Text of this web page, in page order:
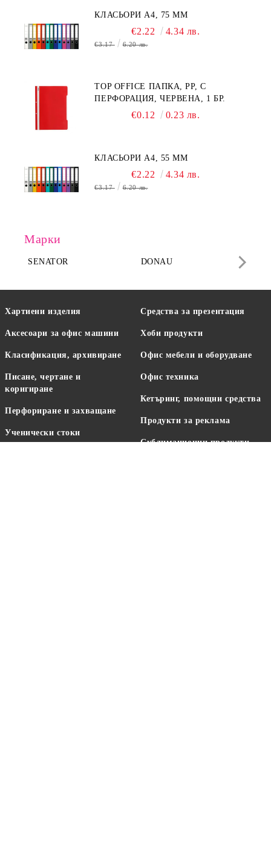
КЛАСЬОРИ А4, 75 MM
€2.22 4.34 лв.
€3.17 6.20 лв.
TOP OFFICE ПАПКА, PP, С
ПЕРФОРАЦИЯ, ЧЕРВЕНА, 1 БР.
€0.12 0.23 лв.
КЛАСЬОРИ А4, 55 MM
€2.22 4.34 лв.
€3.17 6.20 лв.
Марки
SENATOR DONAU
Хартиени изделия
Аксесоари за офис машини
Класификация, архивиране
Писане, чертане и
коригиране
Перфориране и захващане
Ученически стоки
Средства за презентация
Хоби продукти
Офис мебели и оборудване
Офис техника
Кетъринг, помощни средства
Продукти за реклама
Сублимационни продукти